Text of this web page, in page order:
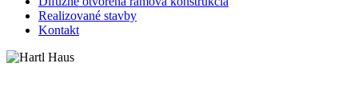
Realizované stavby
Kontakt